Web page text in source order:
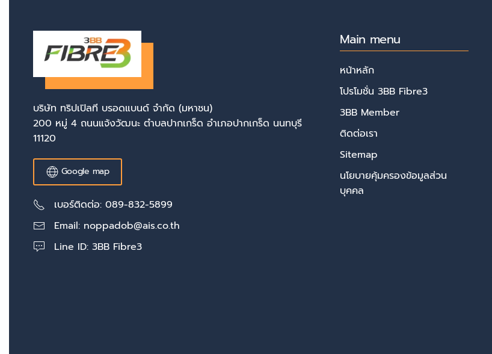
บริษัท ทริปเปิลที บรอดแบนด์ จำกัด (มหาชน)
200 หมู่ 4 ถนนแจ้งวัฒนะ ตำบลปากเกร็ด อำเภอปากเกร็ด นนทบุรี
11120
Google map
เบอร์ติดต่อ: 089-832-5899
Email: noppadob@ais.co.th
Line ID: 3BB Fibre3
Main menu
หน้าหลัก
โปรโมชั่น 3BB Fibre3
3BB Member
ติดต่อเรา
Sitemap
นโยบายคุ้มครองข้อมูลส่วน
บุคคล